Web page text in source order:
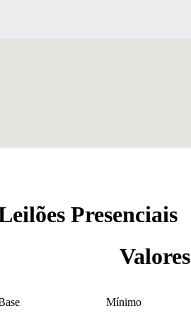
Presenciais
Valores
Mínimo